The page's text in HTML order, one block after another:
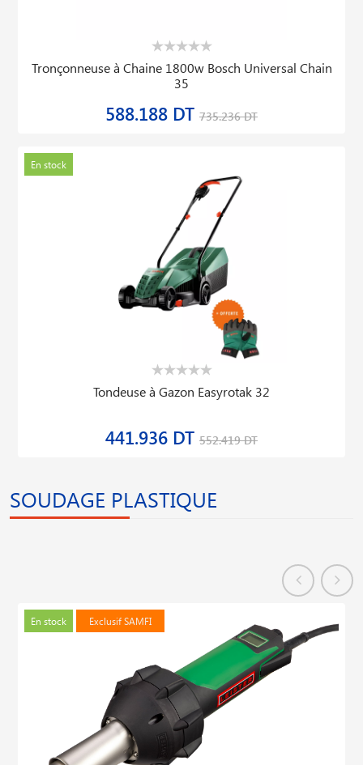
Tronçonneuse à Chaine 1800w Bosch Universal Chain
35
588.188 DT 735.236 DT
En stock
Tondeuse à Gazon Easyrotak 32
441.936 DT 552.419 DT
SOUDAGE PLASTIQUE
En stock Exclusif SAMFI